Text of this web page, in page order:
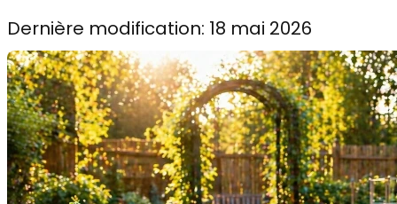
Dernière modification: 18 mai 2026